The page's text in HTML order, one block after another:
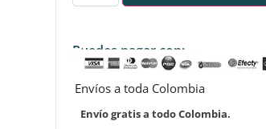
Puedes pagar con:
Envíos a toda Colombia
Envío gratis a todo Colombia.